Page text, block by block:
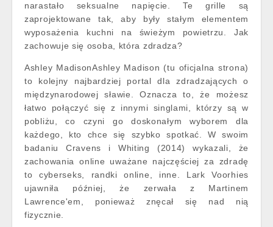
narastało seksualne napięcie. Te grille są
zaprojektowane tak, aby były stałym elementem
wyposażenia kuchni na świeżym powietrzu. Jak
zachowuje się osoba, która zdradza?
Ashley MadisonAshley Madison (tu oficjalna strona)
to kolejny najbardziej portal dla zdradzających o
międzynarodowej sławie. Oznacza to, że możesz
łatwo połączyć się z innymi singlami, którzy są w
pobliżu, co czyni go doskonałym wyborem dla
każdego, kto chce się szybko spotkać. W swoim
badaniu Cravens i Whiting (2014) wykazali, że
zachowania online uważane najczęściej za zdradę
to cyberseks, randki online, inne. Lark Voorhies
ujawniła później, że zerwała z Martinem
Lawrence'em, ponieważ znęcał się nad nią
fizycznie.